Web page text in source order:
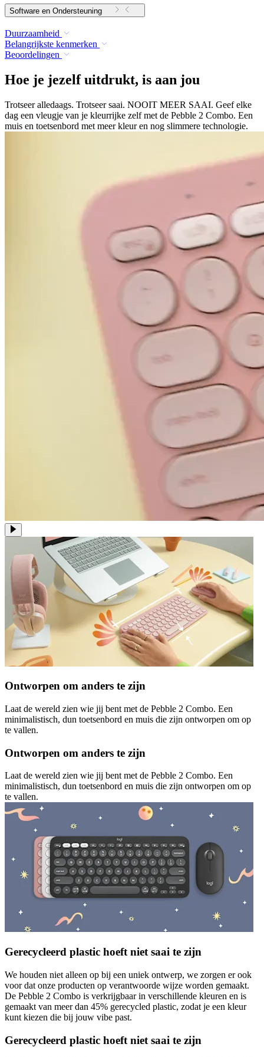
Software en Ondersteuning
Duurzaamheid
Belangrijkste kenmerken
Beoordelingen
Hoe je jezelf uitdrukt, is aan jou
Trotseer alledaags. Trotseer saai. NOOIT MEER SAAI. Geef elke
dag een vleugje van je kleurrijke zelf met de Pebble 2 Combo. Een
muis en toetsenbord met meer kleur en nog slimmere technologie.
Ontworpen om anders te zijn
Laat de wereld zien wie jij bent met de Pebble 2 Combo. Een
minimalistisch, dun toetsenbord en muis die zijn ontworpen om op
te vallen.
Ontworpen om anders te zijn
Laat de wereld zien wie jij bent met de Pebble 2 Combo. Een
minimalistisch, dun toetsenbord en muis die zijn ontworpen om op
te vallen.
Gerecycleerd plastic hoeft niet saai te zijn
We houden niet alleen op bij een uniek ontwerp, we zorgen er ook
voor dat onze producten op verantwoorde wijze worden gemaakt.
De Pebble 2 Combo is verkrijgbaar in verschillende kleuren en is
gemaakt van meer dan 45% gerecycled plastic, zodat je een kleur
kunt kiezen die bij jouw vibe past.
Gerecycleerd plastic hoeft niet saai te zijn